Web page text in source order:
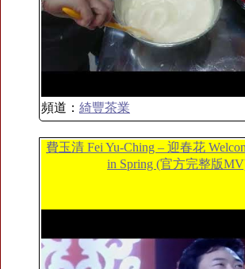
頻道： 綺豐茶業
費玉清 Fei Yu-Ching – 迎春花
in Spring (官方完整版